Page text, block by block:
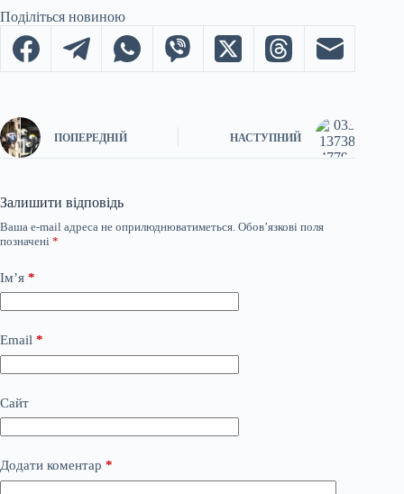
Поділіться новиною
ПОПЕРЕДНІЙ НАСТУПНИЙ
Залишити відповідь
Ваша e-mail адреса не оприлюднюватиметься. Обов’язкові поля
позначені *
Ім’я *
Email *
Сайт
Додати коментар *